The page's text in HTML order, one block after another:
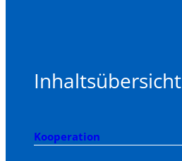
Inhaltsübersicht
Kooperation